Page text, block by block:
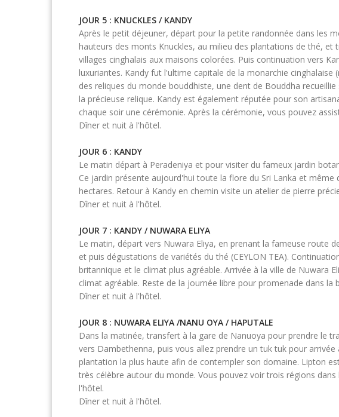
JOUR 5 : KNUCKLES / KANDY
Après le petit déjeuner, départ pour la petite randonnée dans les
hauteurs des monts Knuckles, au milieu des plantations de thé,
villages cinghalais aux maisons colorées. Puis continuation vers
luxuriantes. Kandy fut l'ultime capitale de la monarchie cinghalaise
des reliques du monde bouddhiste, une dent de Bouddha
la précieuse relique. Kandy est également réputée pour son
chaque soir une cérémonie. Après la cérémonie, vous pouvez
Dîner et nuit à l'hôtel.
JOUR 6 : KANDY
Le matin départ à Peradeniya et pour visiter du fameux jardin
Ce jardin présente aujourd'hui toute la flore du Sri Lanka et
hectares. Retour à Kandy en chemin visite un atelier de pierre
Dîner et nuit à l'hôtel.
JOUR 7 : KANDY / NUWARA ELIYA
Le matin, départ vers Nuwara Eliya, en prenant la fameuse route
et puis dégustations de variétés du thé (CEYLON TEA).
britannique et le climat plus agréable. Arrivée à la ville de Nuwara
climat agréable. Reste de la journée libre pour promenade dans la
Dîner et nuit à l'hôtel.
JOUR 8 : NUWARA ELIYA /NANU OYA / HAPUTALE
Dans la matinée, transfert à la gare de Nanuoya pour prendre le
vers Dambethenna, puis vous allez prendre un tuk tuk pour
plantation la plus haute afin de contempler son domaine. Lipton
très célèbre autour du monde. Vous pouvez voir trois régions
l'hôtel.
Dîner et nuit à l'hôtel.